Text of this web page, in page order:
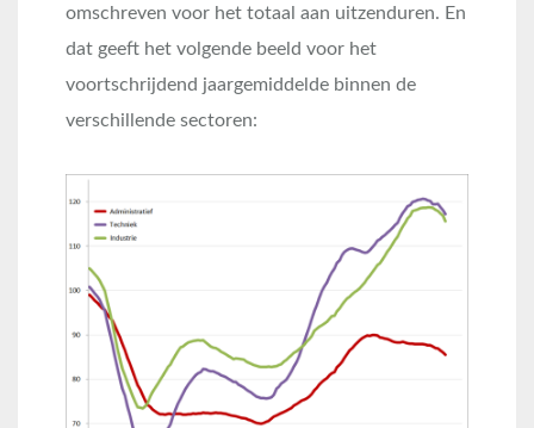
omschreven voor het totaal aan uitzenduren. En
dat geeft het volgende beeld voor het
voortschrijdend jaargemiddelde binnen de
verschillende sectoren: